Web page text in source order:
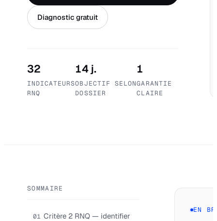
Diagnostic gratuit
32
INDICATEURS
RNQ
14 j.
OBJECTIF SELON
DOSSIER
1
GARANTIE
CLAIRE
SOMMAIRE
01 Critère 2 RNQ — identifier
EN